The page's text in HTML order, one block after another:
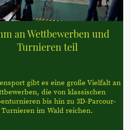
an Wettbewerben und
Turnieren teil
gibt es eine große Vielfalt an
die von klassischen
bis hin zu 3D-Parcour-
Turnieren im Wald reichen.